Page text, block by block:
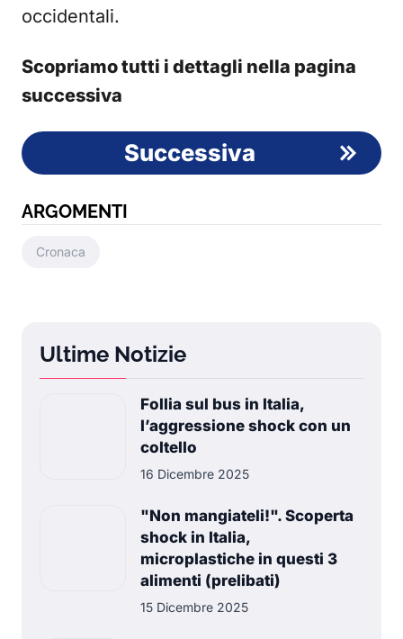
occidentali.
Scopriamo tutti i dettagli nella pagina
successiva
Successiva
ARGOMENTI
Cronaca
Ultime Notizie
Follia sul bus in Italia,
l’aggressione shock con un
coltello
16 Dicembre 2025
"Non mangiateli!". Scoperta
shock in Italia,
microplastiche in questi 3
alimenti (prelibati)
15 Dicembre 2025